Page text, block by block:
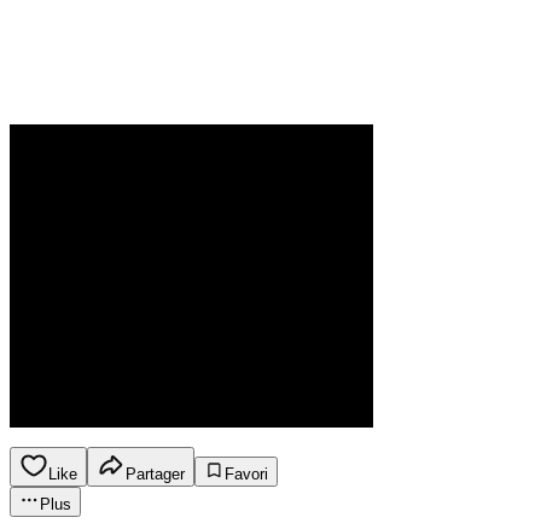
Like Partager
Favori
Plus